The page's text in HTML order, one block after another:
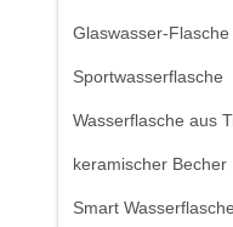
Glaswasser-Flasche
Sportwasserflasche
Wasserflasche aus
keramischer Becher
Smart Wasserflasche